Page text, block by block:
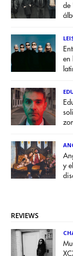
de
en
y
REVIEWS